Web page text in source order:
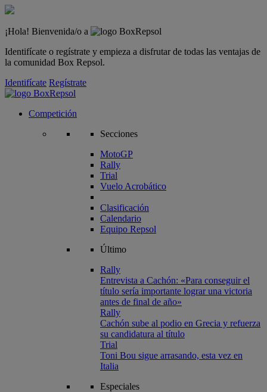
¡Hola! Bienvenida/o a
Identifícate o regístrate y empieza a disfrutar de todas las ventajas de
la comunidad Box Repsol.
Identifícate Regístrate
Competición
Secciones
MotoGP
Rally
Trial
Vuelo Acrobático
Clasificación
Calendario
Equipo Repsol
Último
Rally
Entrevista a Cachón: «Para conseguir el
título sería importante lograr una victoria
antes de final de año»
Rally
Cachón sube al podio en Grecia y refuerza
su candidatura al título
Trial
Toni Bou sigue arrasando, esta vez en
Italia
Especiales